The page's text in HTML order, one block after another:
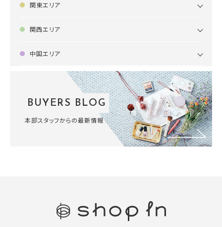
関東エリア
関西エリア
中国エリア
BUYERS BLOG
本部スタッフからの最新情報